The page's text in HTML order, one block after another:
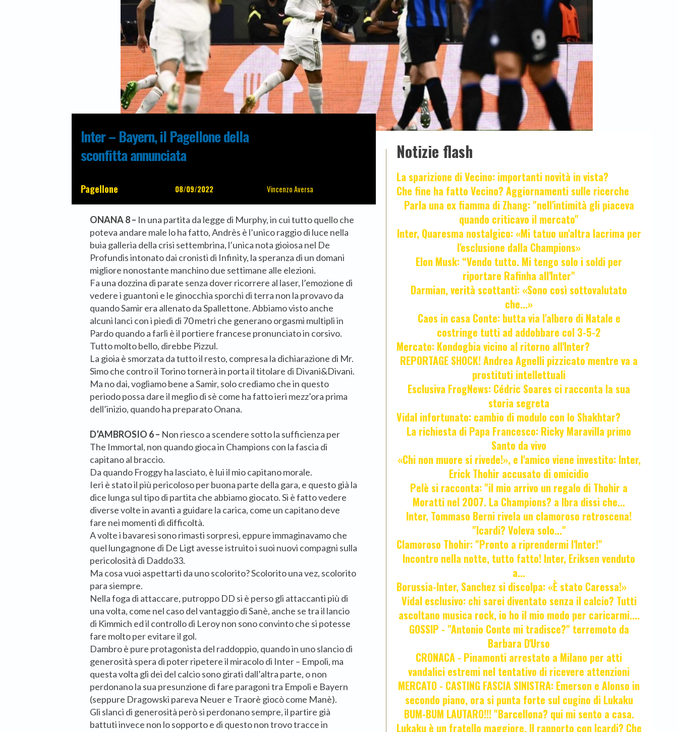
Inter – Bayern, il Pagellone della
sconfitta annunciata
Pagellone 08/09/2022 Vincenzo Aversa
ONANA 8 – In una partita da legge di Murphy, in cui tutto quello che
poteva andare male lo ha fatto, Andrès è l’unico raggio di luce nella
buia galleria della crisi settembrina, l’unica nota gioiosa nel De
Profundis intonato dai cronisti di Infinity, la speranza di un domani
migliore nonostante manchino due settimane alle elezioni.
Fa una dozzina di parate senza dover ricorrere al laser, l’emozione di
vedere i guantoni e le ginocchia sporchi di terra non la provavo da
quando Samir era allenato da Spallettone. Abbiamo visto anche
alcuni lanci con i piedi di 70 metri che generano orgasmi multipli in
Pardo quando a farli è il portiere francese pronunciato in corsivo.
Tutto molto bello, direbbe Pizzul.
La gioia è smorzata da tutto il resto, compresa la dichiarazione di Mr.
Simo che contro il Torino tornerà in porta il titolare di Divani&Divani.
Ma no dai, vogliamo bene a Samir, solo crediamo che in questo
periodo possa dare il meglio di sè come ha fatto ieri mezz’ora prima
dell’inizio, quando ha preparato Onana.
D’AMBROSIO 6 – Non riesco a scendere sotto la sufficienza per
The Immortal, non quando gioca in Champions con la fascia di
capitano al braccio.
Da quando Froggy ha lasciato, è lui il mio capitano morale.
Ieri è stato il più pericoloso per buona parte della gara, e questo già la
dice lunga sul tipo di partita che abbiamo giocato. Si è fatto vedere
diverse volte in avanti a guidare la carica, come un capitano deve
fare nei momenti di difficoltà.
A volte i bavaresi sono rimasti sorpresi, eppure immaginavamo che
quel lungagnone di De Ligt avesse istruito i suoi nuovi compagni sulla
pericolosità di Daddo33.
Ma cosa vuoi aspettarti da uno scolorito? Scolorito una vez, scolorito
para siempre.
Nella foga di attaccare, putroppo DD si è perso gli attaccanti più di
una volta, come nel caso del vantaggio di Sanè, anche se tra il lancio
di Kimmich ed il controllo di Leroy non sono convinto che si potesse
fare molto per evitare il gol.
Dambro è pure protagonista del raddoppio, quando in uno slancio di
generosità spera di poter ripetere il miracolo di Inter – Empoli, ma
questa volta gli dei del calcio sono girati dall’altra parte, o non
perdonano la sua presunzione di fare paragoni tra Empoli e Bayern
(seppure Dragowski pareva Neuer e Traorè giocò come Manè).
Gli slanci di generosità però si perdonano sempre, il partire già
battuti invece non lo sopporto e di questo non trovo tracce in
Notizie flash
La sparizione di Vecino: importanti novità in vista?
Che fine ha fatto Vecino? Aggiornamenti sulle ricerche
Parla una ex fiamma di Zhang: "nell'intimità gli piaceva
quando criticavo il mercato"
Inter, Quaresma nostalgico: «Mi tatuo un'altra lacrima per
l'esclusione dalla Champions»
Elon Musk: “Vendo tutto. Mi tengo solo i soldi per
riportare Rafinha all'Inter"
Darmian, verità scottanti: «Sono così sottovalutato
che...»
Caos in casa Conte: butta via l'albero di Natale e
costringe tutti ad addobbare col 3-5-2
Mercato: Kondogbia vicino al ritorno all'Inter?
REPORTAGE SHOCK! Andrea Agnelli pizzicato mentre va a
prostituti intellettuali
Esclusiva FrogNews: Cédric Soares ci racconta la sua
storia segreta
Vidal infortunato: cambio di modulo con lo Shakhtar?
La richiesta di Papa Francesco: Ricky Maravilla primo
Santo da vivo
«Chi non muore si rivede!», e l'amico viene investito: Inter,
Erick Thohir accusato di omicidio
Pelè si racconta: "il mio arrivo un regalo di Thohir a
Moratti nel 2007. La Champions? a Ibra dissi che...
Inter, Tommaso Berni rivela un clamoroso retroscena!
"Icardi? Voleva solo..."
Clamoroso Thohir: "Pronto a riprendermi l'Inter!"
Incontro nella notte, tutto fatto! Inter, Eriksen venduto
a...
Borussia-Inter, Sanchez si discolpa: «È stato Caressa!»
Vidal esclusivo: chi sarei diventato senza il calcio? Tutti
ascoltano musica rock, io ho il mio modo per caricarmi....
GOSSIP - "Antonio Conte mi tradisce?" terremoto da
Barbara D'Urso
CRONACA - Pinamonti arrestato a Milano per atti
vandalici estremi nel tentativo di ricevere attenzioni
MERCATO - CASTING FASCIA SINISTRA: Emerson e Alonso in
secondo piano, ora si punta forte sul cugino di Lukaku
BUM-BUM LAUTARO!!! "Barcellona? qui mi sento a casa.
Lukaku è un fratello maggiore. Il rapporto con Icardi? Che